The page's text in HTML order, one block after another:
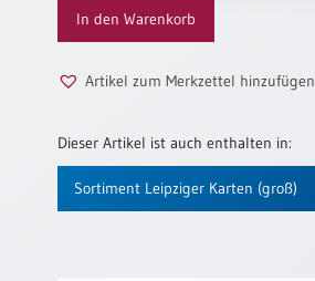
Themen
Anlässe
Taufe
Patenamt
Konfirmation
In den Warenkorb
Artikel zum Merkzettel hinzufügen
Dieser Artikel ist auch enthalten in:
Sortiment Leipziger Karten (groß)